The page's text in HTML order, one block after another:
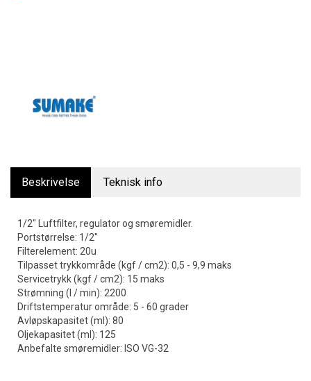
Beskrivelse Teknisk info
1/2" Luftfilter, regulator og smøremidler.
Portstørrelse: 1/2"
Filterelement: 20u
Tilpasset trykkområde (kgf / cm2): 0,5 - 9,9 maks
Servicetrykk (kgf / cm2): 15 maks
Strømning (l / min): 2200
Driftstemperatur område: 5 - 60 grader
Avløpskapasitet (ml): 80
Oljekapasitet (ml): 125
Anbefalte smøremidler: ISO VG-32